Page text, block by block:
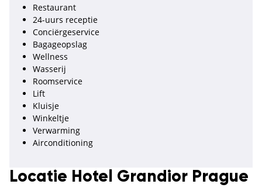
Restaurant
24-uurs receptie
Conciërgeservice
Bagageopslag
Wellness
Wasserij
Roomservice
Lift
Kluisje
Winkeltje
Verwarming
Airconditioning
Locatie Hotel Grandior Prague